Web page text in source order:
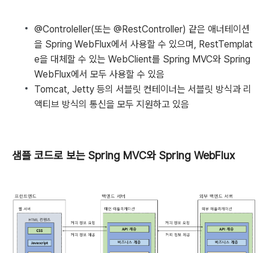
@Controleller(또는 @RestController) 같은 애너테이션
을 Spring WebFlux에서 사용할 수 있으며, RestTemplat
e을 대체할 수 있는 WebClient를 Spring MVC와 Spring
WebFlux에서 모두 사용할 수 있음
Tomcat, Jetty 등의 서블릿 컨테이너는 서블릿 방식과 리
액티브 방식의 통신을 모두 지원하고 있음
샘플 코드로 보는 Spring MVC와 Spring WebFlux